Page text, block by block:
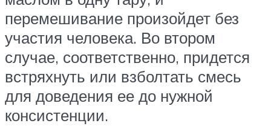
перемешивание произойдет без
участия человека. Во втором
случае, соответственно, придется
встряхнуть или взболтать смесь
для доведения ее до нужной
консистенции.